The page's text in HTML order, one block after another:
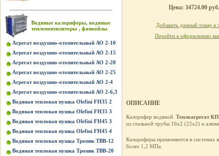
Водяные калориферы, водяные
тепловентиляторы , фанкойлы
Агрегат воздушно-отопительный АО 2-10
Агрегат воздушно-отопительный АО 2-15
Агрегат воздушно-отопительный АО 2-20
Агрегат воздушно-отопительный АО 2-25
Агрегат воздушно-отопительный АО 2-4
Агрегат воздушно-отопительный АО 2-6,3
Водяная тепловая пушка Olefini FH35 2
Водяная тепловая пушка Olefini FH35 3
Водяная тепловая пушка Olefini FH45 3
Водяная тепловая пушка Olefini FH45 4
Водяная тепловая пушка Тропик ТВВ-12
Водяная тепловая пушка Тропик ТВВ-20
Цена: 34724.00 руб.
Добавить данный товар к
Перейти к оформлению
ОПИСАНИЕ
Калорифер водяной Теплоагрегат
из стальной трубы 16х2 (22х2) и
Калориферы применяются в системах
более 1,2 МПа.